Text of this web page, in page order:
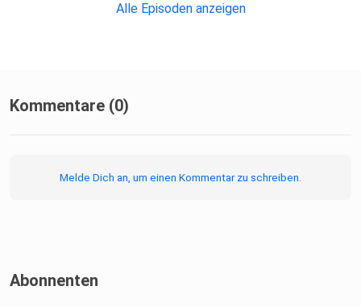
Alle Episoden anzeigen
Kommentare (0)
Melde Dich an, um einen Kommentar zu schreiben.
Abonnenten